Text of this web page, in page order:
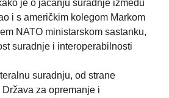
je o jačanju suradnje između
i s američkim kolegom Markom
NATO ministarskom sastanku,
suradnje i interoperabilnosti
suradnju, od strane
za opremanje i